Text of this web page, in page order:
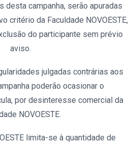
desta campanha, serão apuradas
critério da Faculdade NOVOESTE,
do participante sem prévio
aviso.
julgadas contrárias aos
poderão ocasionar o
por desinteresse comercial da
NOVOESTE.
limita-se à quantidade de